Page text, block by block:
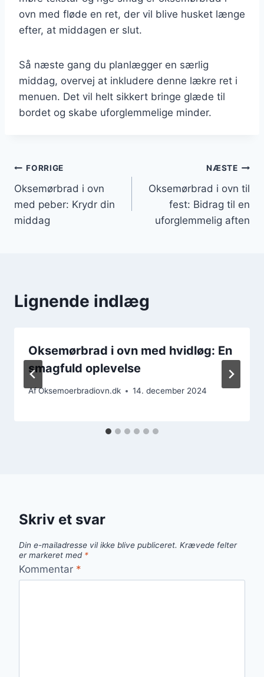
ovn med fløde en ret, der vil blive husket længe
efter, at middagen er slut.
Så næste gang du planlægger en særlig
middag, overvej at inkludere denne lækre ret i
menuen. Det vil helt sikkert bringe glæde til
bordet og skabe uforglemmelige minder.
Indlægsnavigation
FORRIGE
Oksemørbrad i ovn
med peber: Krydr din
middag
NÆSTE
Oksemørbrad i ovn til
fest: Bidrag til en
uforglemmelig aften
Lignende indlæg
Oksemørbrad i ovn med hvidløg: En
smagfuld oplevelse
AfOksemoerbradiovn.dk 14. december 2024
Skriv et svar
Din e-mailadresse vil ikke blive publiceret. Krævede felter
er markeret med *
Kommentar *